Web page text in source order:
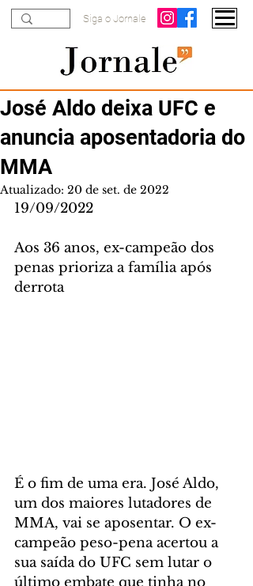
Siga o Jornale
José Aldo deixa UFC e
anuncia aposentadoria do
MMA
Atualizado: 20 de set. de 2022
19/09/2022
Aos 36 anos, ex-campeão dos
penas prioriza a família após
derrota
É o fim de uma era. José Aldo,
um dos maiores lutadores de
MMA, vai se aposentar. O ex-
campeão peso-pena acertou a
sua saída do UFC sem lutar o
último embate que tinha no